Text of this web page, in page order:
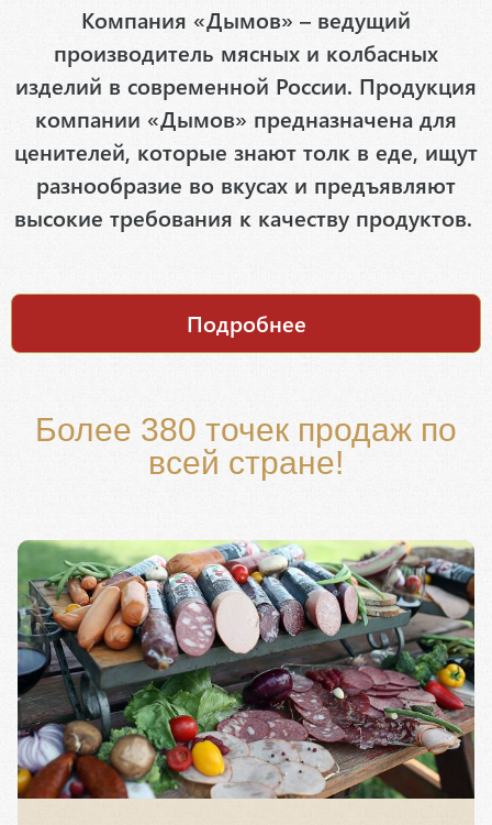
Компания «Дымов» – ведущий
производитель мясных и колбасных
изделий в современной России. Продукция
компании «Дымов» предназначена для
ценителей, которые знают толк в еде, ищут
разнообразие во вкусах и предъявляют
высокие требования к качеству продуктов.
Подробнее
Более 380 точек продаж по
всей стране!